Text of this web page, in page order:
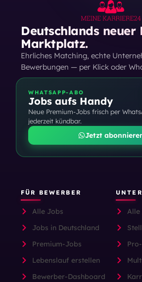
Deutschlands neuer
Marktplatz.
Ehrliches Matching, echte
Bewerbungen — per Klick oder
WHATSAPP-ABO
Jobs aufs Handy
Neue Premium-Jobs frisch per
jederzeit kündbar.
Jetzt
FÜR BEWERBER
Alle Jobs
Jobs in Deutschland
Premium-Jobs
Lebenslauf erstellen
Bewerber-Dashboard
Alle